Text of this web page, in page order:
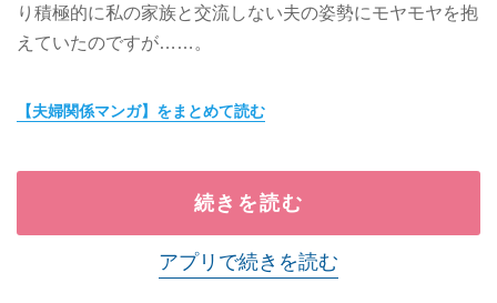
り積極的に私の家族と交流しない夫の姿勢にモヤモヤを抱
えていたのですが……。
【夫婦関係マンガ】をまとめて読む
続きを読む
アプリで続きを読む